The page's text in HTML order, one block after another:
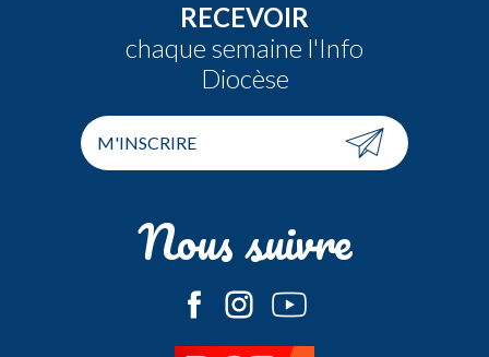
RECEVOIR
chaque semaine l'Info
Diocèse
M'INSCRIRE
Nous suivre